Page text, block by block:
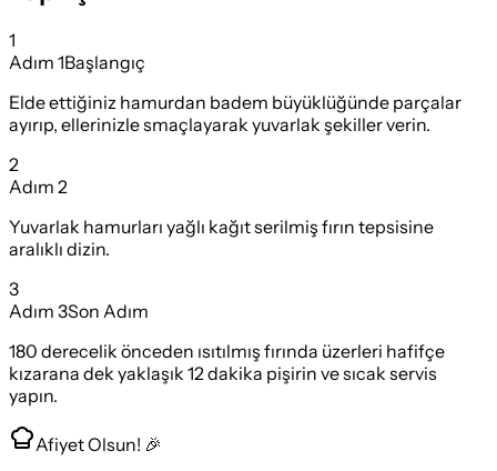
1
Adım 1Başlangıç
Elde ettiğiniz hamurdan badem büyüklüğünde parçalar
ayırıp, ellerinizle smaçlayarak yuvarlak şekiller verin.
2
Adım 2
Yuvarlak hamurları yağlı kağıt serilmiş fırın tepsisine
aralıklı dizin.
3
Adım 3Son Adım
180 derecelik önceden ısıtılmış fırında üzerleri hafifçe
kızarana dek yaklaşık 12 dakika pişirin ve sıcak servis
yapın.
Afiyet Olsun! 🎉